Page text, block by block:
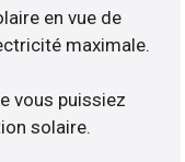
en vue de
maximale.
vous puissiez
solaire.